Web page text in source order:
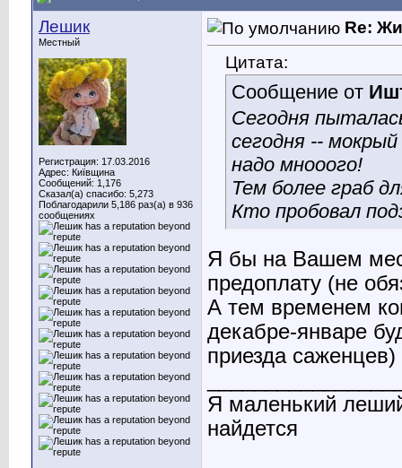
Лешик
Местный
Регистрация: 17.03.2016
Адрес: Київщина
Сообщений: 1,176
Сказал(а) спасибо: 5,273
Поблагодарили 5,186 раз(а) в 936
сообщениях
Re:
Цитата:
Сообщение от
Сегодня
сегодня --
надо мнооого!
Тем более граб
Кто пробовал
Я бы на Вашем
предоплату (не
А тем временем
декабре-январе
приезда саженцев)
Я маленький
найдется